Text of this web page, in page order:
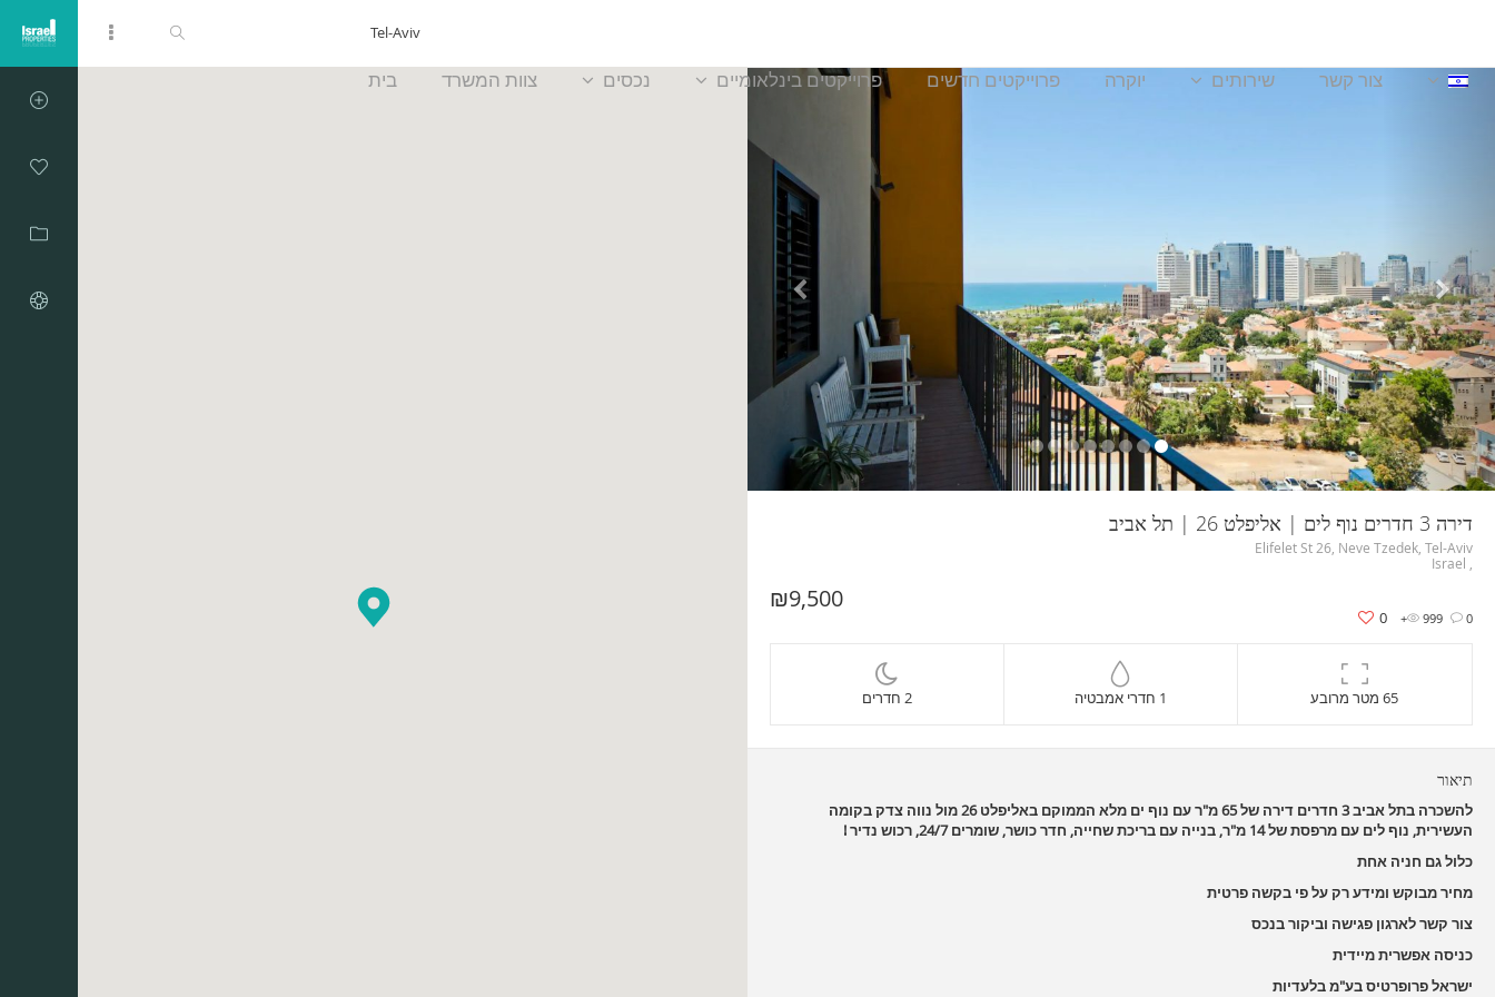
בית צוות המשרד נכסים פרוייקטים בינלאומיים פרוייקטים חדשים יוקרה שירותים צור קשר
דירה 3 חדרים נוף לים | אליפלט 26 | תל אביב
Elifelet St 26, Neve Tzedek, Tel-Aviv
₪9,500
999+ 0
0
2 חדרים 1 חדרי אמבטיה 65 מטר מרובע
תיאור
להשכרה בתל אביב 3 חדרים דירה של 65 מ"ר עם נוף ים מלא הממוקם באליפלט 26 מול נווה צדק בקומה
העשירית, נוף לים עם מרפסת של 14 מ"ר, בנייה עם בריכת שחייה, חדר כושר, שומרים 24/7, רכוש נדיר !
כלול גם חניה אחת
מחיר מבוקש ומידע רק על פי בקשה פרטית
צור קשר לארגון פגישה וביקור בנכס
כניסה אפשרית מיידית
ישראל פרופרטיס בע"מ בלעדיות